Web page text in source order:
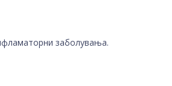
заболувања.